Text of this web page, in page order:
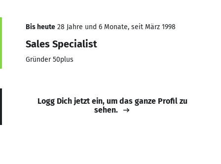
Bis heute 28 Jahre und 6 Monate, seit März 1998
Sales Specialist
Gründer 50plus
Logg Dich jetzt ein, um das ganze Profil zu
sehen.